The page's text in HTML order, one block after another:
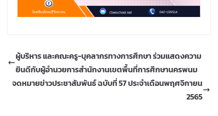
ผู้บริหาร และคณะครู-บุคลากรทางการศึกษา ร่วมแสดงความ
ยินดีกับผู้อำนวยการสำนักงานเขตพื้นที่การศึกษานครพนม
จดหมายข่าวประชาสัมพันธ์ ฉบับที่ 57 ประจำเดือนพฤศจิกายน
2565